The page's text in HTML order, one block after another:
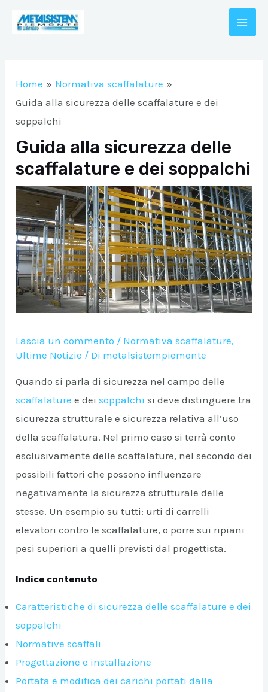
Home
Normativa scaffalature
Guida alla sicurezza delle scaffalature e dei
soppalchi
Guida alla sicurezza delle
scaffalature e dei soppalchi
Lascia un commento / Normativa scaffalature,
Ultime Notizie / Di metalsistempiemonte
Quando si parla di sicurezza nel campo delle
scaffalature e deisoppalchi si deve distinguere tra
sicurezza strutturale e sicurezza relativa all’uso
della scaffalatura. Nel primo caso si terrà conto
esclusivamente delle scaffalature, nel secondo dei
possibili fattori che possono influenzare
negativamente la sicurezza strutturale delle
stesse. Un esempio su tutti: urti di carrelli
elevatori contro le scaffalature, o porre sui ripiani
pesi superiori a quelli previsti dal progettista.
Indice contenuto
Caratteristiche di sicurezza delle scaffalature e dei
soppalchi
Normative scaffali
Progettazione e installazione
Portata e modifica dei carichi portati dalla
DISATTIVA
DISATTIVA
DISATTIVA
DISATTIVA
DISATTIVA